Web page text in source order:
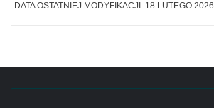
DATA OSTATNIEJ MODYFIKACJI: 18 LUTEGO 2026